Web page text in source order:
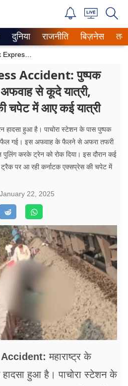
दुनिया राजनीति बिज़नेस
Accident: पुष्पक
से कूदे यात्री,
चपेट में आए कई यात्री
हादसा हुआ है। पाचोरा स्टेशन के पास पुष्पक
गई। इस अफवाह के फैलने से अफरा तफरी
पुलिंग करके ट्रेन को रोक दिया। इस दौरान कई
पर आ रही कर्नाटक एक्सप्रेस की चपेट में
January 22, 2025
महाराष्ट्र के
हुआ है। पाचोरा स्टेशन के